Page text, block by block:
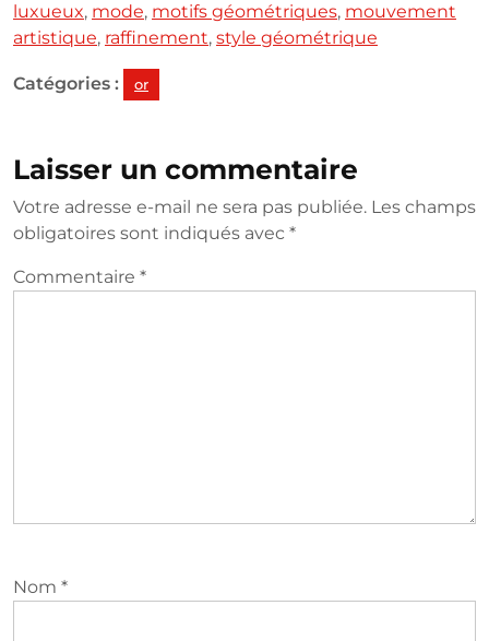
luxueux, mode, motifs géométriques, mouvement
artistique, raffinement, style géométrique
Catégories : or
Laisser un commentaire
Votre adresse e-mail ne sera pas publiée. Les champs
obligatoires sont indiqués avec *
Commentaire *
Nom *